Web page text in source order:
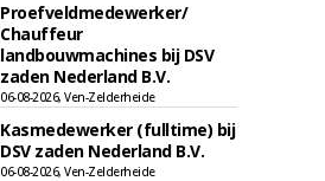
Proefveldmedewerker/
Chauffeur
landbouwmachines bij DSV
zaden Nederland B.V.
06-08-2026, Ven-Zelderheide
Kasmedewerker (fulltime) bij
DSV zaden Nederland B.V.
06-08-2026, Ven-Zelderheide